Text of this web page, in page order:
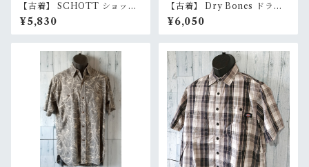
【古着】 SCHOTT ショット
チノ ショートパンツ W30
（実寸W32相当） ベージュ ハ
ーフパンツ ショーツ 日本製 R
¥5,830
【古着】 Dry Bones ドライ
ボーンズ ボーリングシャツ 36
（メンズS/レディースM〜L相
当） イエロー 黄色 ロカビリー
¥6,050